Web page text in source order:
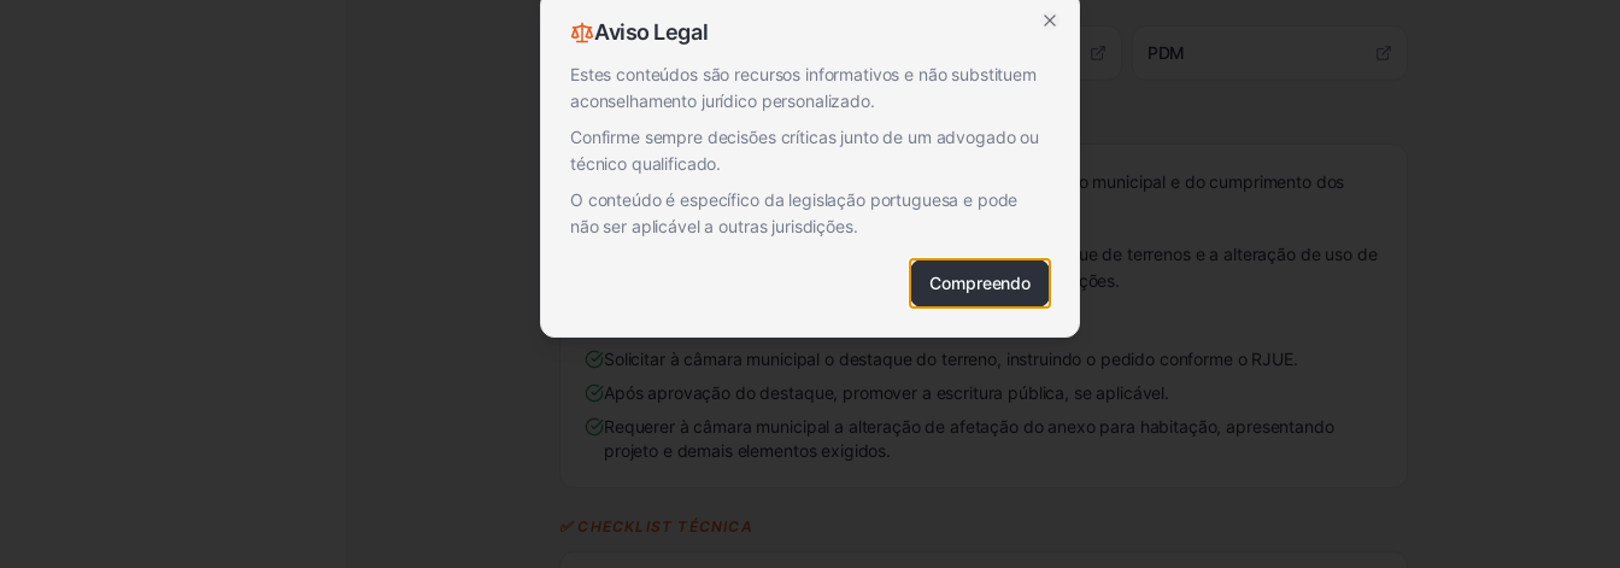
PDM
O destaque e a alteração de afetação dependem de autorização municipal e do cumprimento dos
instrumentos de gestão territorial aplicáveis.
O RJUE regula as operações urbanísticas, incluindo o destaque de terrenos e a alteração de uso de
edificações. O RGEU estabelece regras técnicas para edificações.
Solicitar à câmara municipal o destaque do terreno, instruindo o pedido conforme o RJUE.
Após aprovação do destaque, promover a escritura pública, se aplicável.
Requerer à câmara municipal a alteração de afetação do anexo para habitação, apresentando
projeto e demais elementos exigidos.
✅ CHECKLIST TÉCNICA
Aviso Legal
Estes conteúdos são recursos informativos e não substituem
aconselhamento jurídico personalizado.
Confirme sempre decisões críticas junto de um advogado ou
técnico qualificado.
O conteúdo é específico da legislação portuguesa e pode
não ser aplicável a outras jurisdições.
Compreendo